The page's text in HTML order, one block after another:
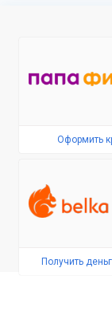
Оформить
Получить